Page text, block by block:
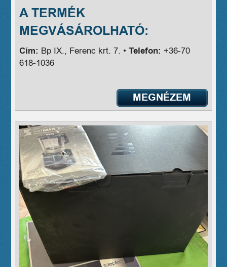
A TERMÉK
MEGVÁSÁROLHATÓ:
Cím: Bp IX., Ferenc krt. 7. •Telefon: +36-70
618-1036
MEGNÉZEM